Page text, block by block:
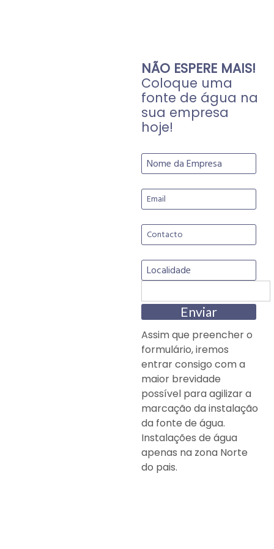
NÃO ESPERE MAIS!
Coloque uma
fonte de água na
sua empresa
hoje!
Enviar
Assim que preencher o
formulário, iremos
entrar consigo com a
maior brevidade
possível para agilizar a
marcação da instalação
da fonte de água.
Instalações de água
apenas na zona Norte
do pais.